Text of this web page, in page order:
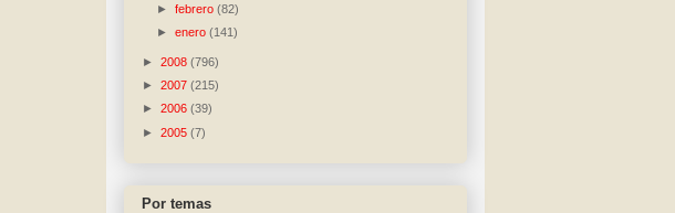
►febrero(82)
►enero(141)
► 2008 (796)
► 2007 (215)
► 2006 (39)
► 2005 (7)
Por temas